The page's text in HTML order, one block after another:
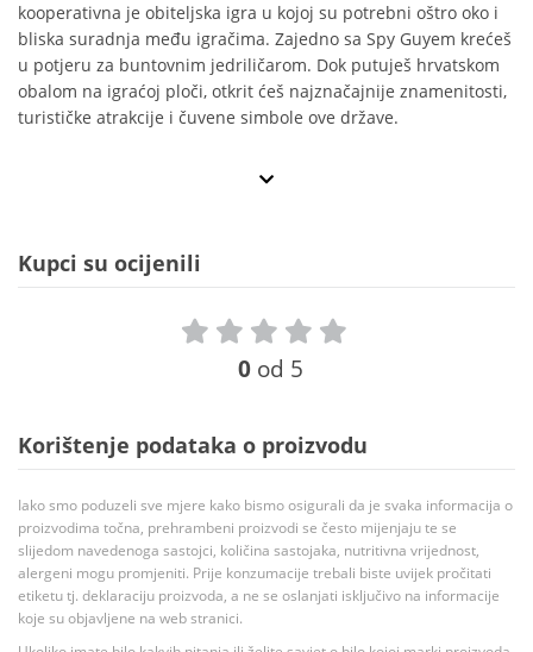
kooperativna je obiteljska igra u kojoj su potrebni oštro oko i
bliska suradnja među igračima. Zajedno sa Spy Guyem krećeš
u potjeru za buntovnim jedriličarom. Dok putuješ hrvatskom
obalom na igraćoj ploči, otkrit ćeš najznačajnije znamenitosti,
turističke atrakcije i čuvene simbole ove države.
Kupci su ocijenili
0 od 5
Korištenje podataka o proizvodu
Iako smo poduzeli sve mjere kako bismo osigurali da je svaka informacija o
proizvodima točna, prehrambeni proizvodi se često mijenjaju te se
slijedom navedenoga sastojci, količina sastojaka, nutritivna vrijednost,
alergeni mogu promjeniti. Prije konzumacije trebali biste uvijek pročitati
etiketu tj. deklaraciju proizvoda, a ne se oslanjati isključivo na informacije
koje su objavljene na web stranici.